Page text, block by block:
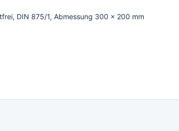
DIN 875/1, Abmessung 300 x 200 mm